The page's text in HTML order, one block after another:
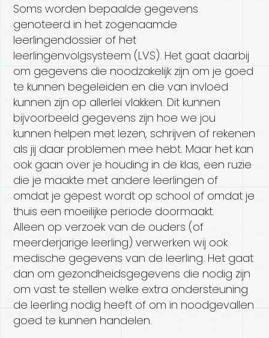
Soms worden bepaalde gegevens
genoteerd in het zogenaamde
leerlingendossier of het
leerlingenvolgsysteem (LVS). Het gaat daarbij
om gegevens die noodzakelijk zijn om je goed
te kunnen begeleiden en die van invloed
kunnen zijn op allerlei vlakken. Dit kunnen
bijvoorbeeld gegevens zijn hoe we jou
kunnen helpen met lezen, schrijven of rekenen
als jij daar problemen mee hebt. Maar het kan
ook gaan over je houding in de klas, een ruzie
die je maakte met andere leerlingen of
omdat je gepest wordt op school of omdat je
thuis een moeilijke periode doormaakt.
Alleen op verzoek van de ouders (of
meerderjarige leerling) verwerken wij ook
medische gegevens van de leerling. Het gaat
dan om gezondheidsgegevens die nodig zijn
om vast te stellen welke extra ondersteuning
de leerling nodig heeft of om in noodgevallen
goed te kunnen handelen.